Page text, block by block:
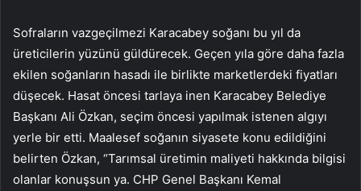
Sofraların vazgeçilmezi Karacabey soğanı bu yıl da
üreticilerin yüzünü güldürecek. Geçen yıla göre daha fazla
ekilen soğanların hasadı ile birlikte marketlerdeki fiyatları
düşecek. Hasat öncesi tarlaya inen Karacabey Belediye
Başkanı Ali Özkan, seçim öncesi yapılmak istenen algıyı
yerle bir etti. Maalesef soğanın siyasete konu edildiğini
belirten Özkan, “Tarımsal üretimin maliyeti hakkında bilgisi
olanlar konuşsun ya. CHP Genel Başkanı Kemal